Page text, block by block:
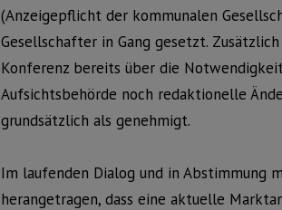
(Anzeigepflicht der kommunalen
Gesellschafter in Gang gesetzt.
Konferenz bereits über die
Aufsichtsbehörde noch redaktionelle
grundsätzlich als genehmigt.
Im laufenden Dialog und in Abstimmung
herangetragen, dass eine aktuelle